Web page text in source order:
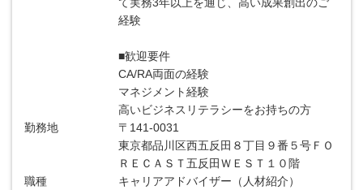
経験
■歓迎要件
CA/RA両面の経験
マネジメント経験
高いビジネスリテラシーをお持ちの方
勤務地
〒141-0031
東京都品川区西五反田８丁目９番５号ＦＯ
ＲＥＣＡＳＴ五反田ＷＥＳＴ１０階
職種
キャリアアドバイザー（人材紹介）